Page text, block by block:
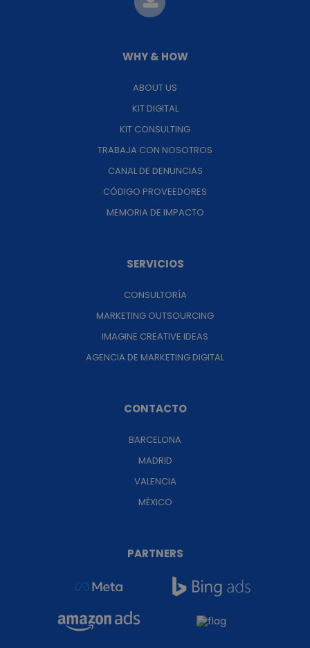
WHY & HOW
ABOUT US
KIT DIGITAL
KIT CONSULTING
TRABAJA CON NOSOTROS
CANAL DE DENUNCIAS
CÓDIGO PROVEEDORES
MEMORIA DE IMPACTO
SERVICIOS
CONSULTORÍA
MARKETING OUTSOURCING
IMAGINE CREATIVE IDEAS
AGENCIA DE MARKETING DIGITAL
CONTACTO
BARCELONA
MADRID
VALENCIA
MÉXICO
PARTNERS